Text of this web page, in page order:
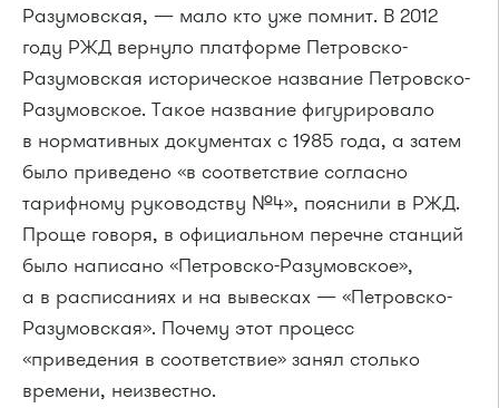
Разумовская, — мало кто уже помнит. В 2012
году РЖД вернуло платформе Петровско-
Разумовская историческое название Петровско-
Разумовское. Такое название фигурировало
в нормативных документах с 1985 года, а затем
было приведено «в соответствие согласно
тарифному руководству №4», пояснили в РЖД.
Проще говоря, в официальном перечне станций
было написано «Петровско-Разумовское»,
а в расписаниях и на вывесках — «Петровско-
Разумовская». Почему этот процесс
«приведения в соответствие» занял столько
времени, неизвестно.